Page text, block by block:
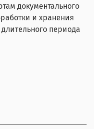
документального
и хранения
периода